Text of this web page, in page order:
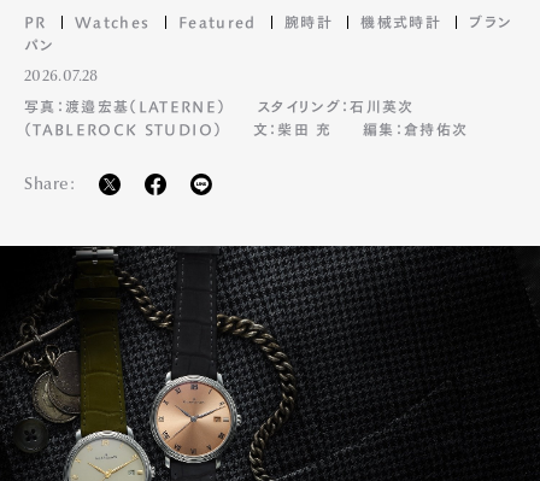
PR Watches Featured 腕時計 機械式時計
ブラン
パン
2026.07.28
写真：渡邉宏基（LATERNE）
スタイリング：石川英次
（TABLEROCK STUDIO）
文：柴田 充 編集：倉持佑次
Share: